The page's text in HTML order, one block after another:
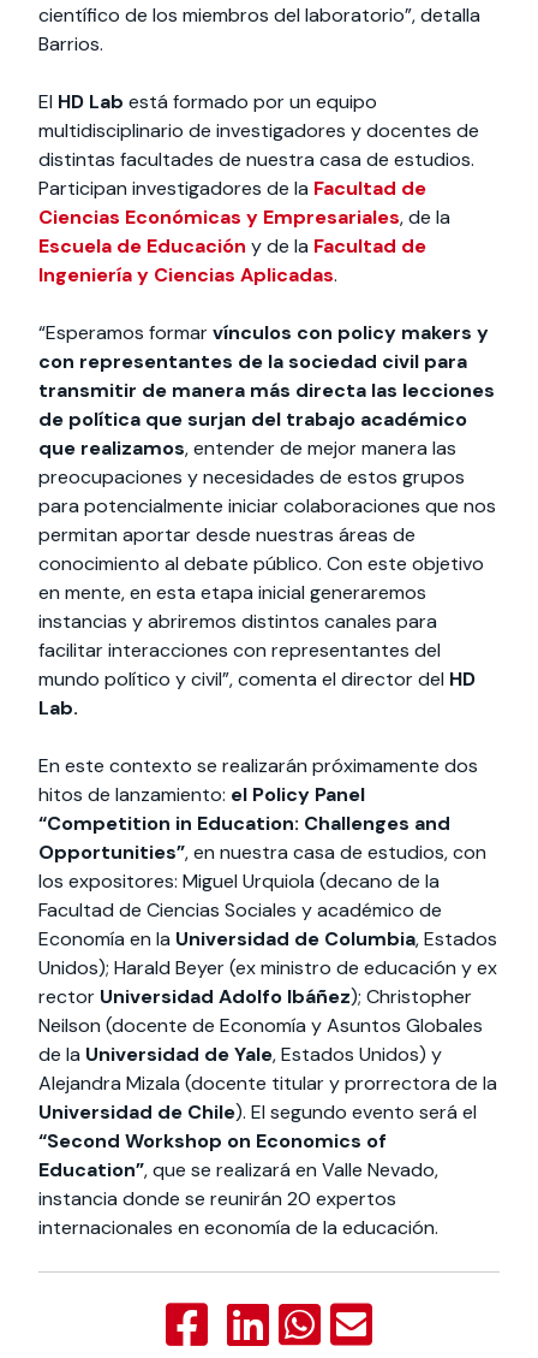
científico de los miembros del laboratorio”, detalla
Barrios.
El HD Lab está formado por un equipo
multidisciplinario de investigadores y docentes de
distintas facultades de nuestra casa de estudios.
Participan investigadores de la Facultad de
Ciencias Económicas y Empresariales, de la
Escuela de Educación y de la Facultad de
Ingeniería y Ciencias Aplicadas.
“Esperamos formarvínculos con policy makers y
con representantes de la sociedad civil para
transmitir de manera más directa las lecciones
de política que surjan del trabajo académico
que realizamos, entender de mejor manera las
preocupaciones y necesidades de estos grupos
para potencialmente iniciar colaboraciones que nos
permitan aportar desde nuestras áreas de
conocimiento al debate público. Con este objetivo
en mente, en esta etapa inicial generaremos
instancias y abriremos distintos canales para
facilitar interacciones con representantes del
mundo político y civil”, comenta el director del HD
Lab.
En este contexto se realizarán próximamente dos
hitos de lanzamiento: el Policy Panel
“Competition in Education: Challenges and
Opportunities”, en nuestra casa de estudios, con
los expositores: Miguel Urquiola (decano de la
Facultad de Ciencias Sociales y académico de
Economía en la Universidad de Columbia, Estados
Unidos); Harald Beyer (ex ministro de educación y ex
rector Universidad Adolfo Ibáñez); Christopher
Neilson (docente de Economía y Asuntos Globales
de la Universidad de Yale, Estados Unidos) y
Alejandra Mizala (docente titular y prorrectora de la
Universidad de Chile). El segundo evento será el
“Second Workshop on Economics of
Education”, que se realizará en Valle Nevado,
instancia donde se reunirán 20 expertos
internacionales en economía de la educación.